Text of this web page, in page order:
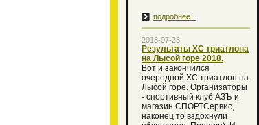
подробнее...
2018-07-28
Результаты ХС триатлона
на Лысой горе 2018.
Вот и закончился
очередной XC триатлон на
Лысой горе. Организаторы
- спортивный клуб АЗЪ и
магазин СПОРТСервис,
наконец то вздохнули